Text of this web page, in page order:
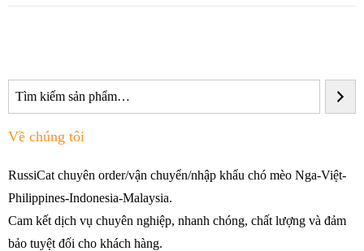
Về chúng tôi
RussiCat chuyên order/vận chuyển/nhập khẩu chó mèo Nga-Việt-
Philippines-Indonesia-Malaysia.
Cam kết dịch vụ chuyên nghiệp, nhanh chóng, chất lượng và đảm
bảo tuyệt đối cho khách hàng.